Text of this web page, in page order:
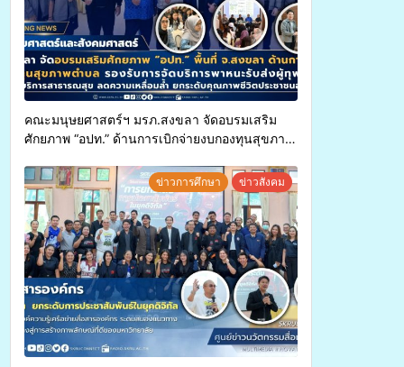
คณะมนุษยศาสตร์ฯ มรภ.สงขลา จัดอบรมเสริม
ศักยภาพ “อปท.” ด้านการเบิกจ่ายงบกองทุนสุขภาพ
ทุพพลภาพเพื่อเข้ารับบริการสาธารณสุข ลดความ
เหลื่อมล้ำ ยกระดับคุณภาพชีวิตประชาชนอย่าง
ยั่งยืน
ข่าวการศึกษา ข่าวสังคม